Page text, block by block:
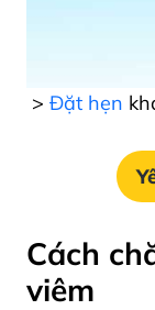
> Đặt hẹn
Cách
viêm